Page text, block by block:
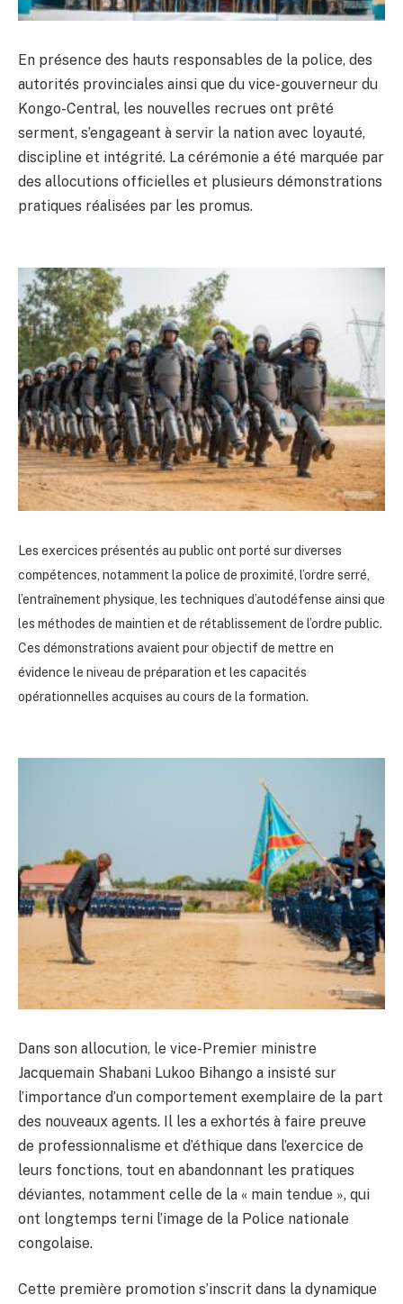
En présence des hauts responsables de la police, des
autorités provinciales ainsi que du vice-gouverneur du
Kongo-Central, les nouvelles recrues ont prêté
serment, s’engageant à servir la nation avec loyauté,
discipline et intégrité. La cérémonie a été marquée par
des allocutions officielles et plusieurs démonstrations
pratiques réalisées par les promus.
Les exercices présentés au public ont porté sur diverses
compétences, notamment la police de proximité, l’ordre serré,
l’entraînement physique, les techniques d’autodéfense ainsi que
les méthodes de maintien et de rétablissement de l’ordre public.
Ces démonstrations avaient pour objectif de mettre en
évidence le niveau de préparation et les capacités
opérationnelles acquises au cours de la formation.
Dans son allocution, le vice-Premier ministre
Jacquemain Shabani Lukoo Bihango a insisté sur
l’importance d’un comportement exemplaire de la part
des nouveaux agents. Il les a exhortés à faire preuve
de professionnalisme et d’éthique dans l’exercice de
leurs fonctions, tout en abandonnant les pratiques
déviantes, notamment celle de la « main tendue », qui
ont longtemps terni l’image de la Police nationale
congolaise.
Cette première promotion s’inscrit dans la dynamique